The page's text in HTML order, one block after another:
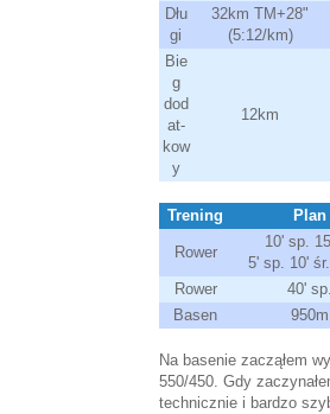
Dłu
gi
32km TM+28"
(5:12/km)
Bie
g
dod
at-
kow
y
12km
Trening Plan
Rower
10' sp.
5' sp. 10'
Rower 40' sp.
Basen
950m
Na basenie zacząłem
550/450. Gdy
technicznie i bardzo